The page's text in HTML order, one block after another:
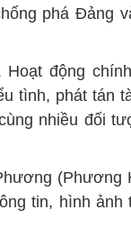
phá Đảng
Hoạt động
tình, phát tán
nhiều đối
(Phương
tin, hình ảnh